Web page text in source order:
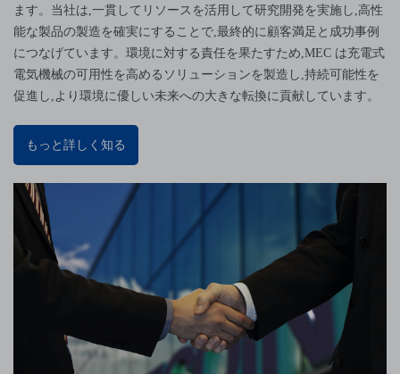
ます。当社は,一貫してリソースを活用して研究開発を実施し,高性
能な製品の製造を確実にすることで,最終的に顧客満足と成功事例
につなげています。環境に対する責任を果たすため,MEC は充電式
電気機械の可用性を高めるソリューションを製造し,持続可能性を
促進し,より環境に優しい未来への大きな転換に貢献しています。
もっと詳しく知る